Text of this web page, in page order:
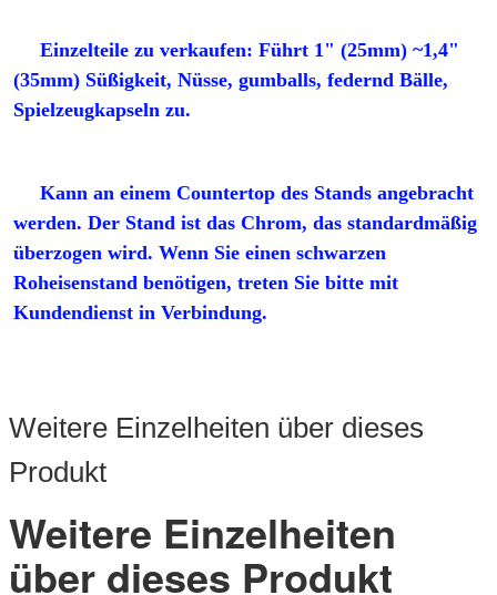
Einzelteile zu verkaufen: Führt 1" (25mm) ~1,4"
(35mm) Süßigkeit, Nüsse, gumballs, federnd Bälle,
Spielzeugkapseln zu.
Kann an einem Countertop des Stands angebracht
werden. Der Stand ist das Chrom, das standardmäßig
überzogen wird. Wenn Sie einen schwarzen
Roheisenstand benötigen, treten Sie bitte mit
Kundendienst in Verbindung.
Weitere Einzelheiten über dieses
Produkt
Weitere Einzelheiten
über dieses Produkt